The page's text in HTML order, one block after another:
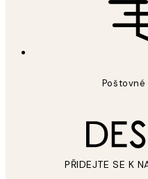
Poštovné
PŘIDEJTE SE K